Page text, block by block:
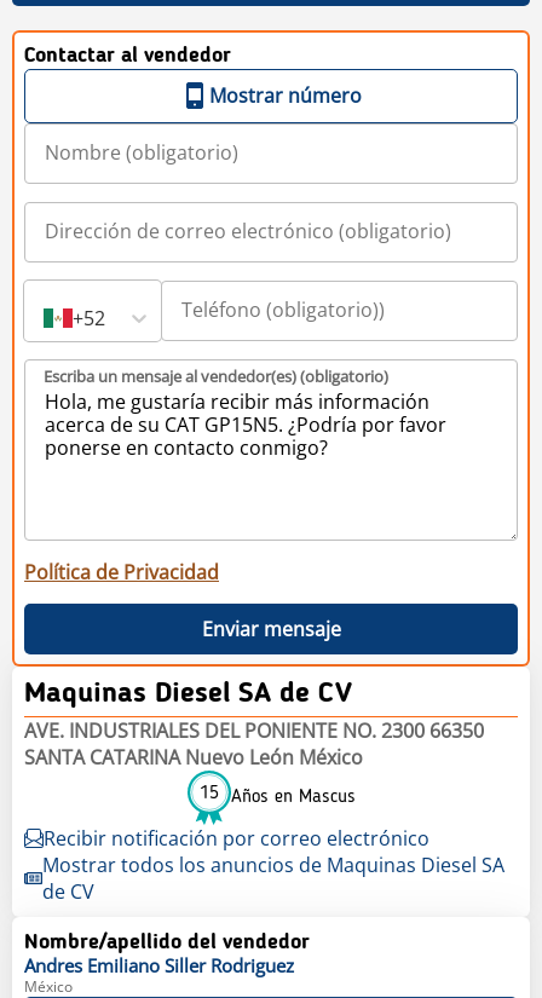
Contactar al vendedor
Mostrar número
+52
Escriba un mensaje al vendedor(es) (obligatorio)
Política de Privacidad
Enviar mensaje
Maquinas Diesel SA de CV
AVE. INDUSTRIALES DEL PONIENTE NO. 2300 66350
SANTA CATARINA Nuevo León México
15 Años en Mascus
Recibir notificación por correo electrónico
Mostrar todos los anuncios de Maquinas Diesel SA
de CV
Nombre/apellido del vendedor
Andres Emiliano Siller Rodriguez
México